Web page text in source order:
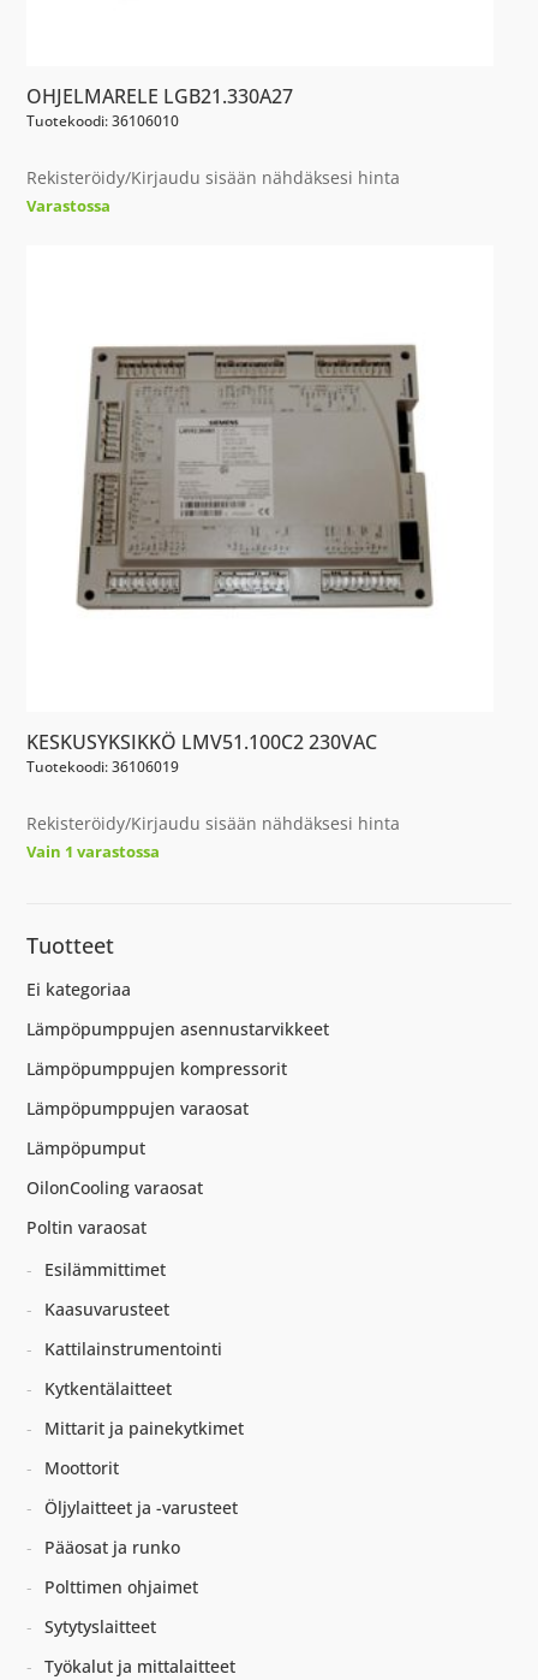
OHJELMARELE LGB21.330A27
Tuotekoodi: 36106010
Rekisteröidy/Kirjaudu sisään nähdäksesi hinta
Varastossa
KESKUSYKSIKKÖ LMV51.100C2 230VAC
Tuotekoodi: 36106019
Rekisteröidy/Kirjaudu sisään nähdäksesi hinta
Vain 1 varastossa
Tuotteet
Ei kategoriaa
Lämpöpumppujen asennustarvikkeet
Lämpöpumppujen kompressorit
Lämpöpumppujen varaosat
Lämpöpumput
OilonCooling varaosat
Poltin varaosat
Esilämmittimet
Kaasuvarusteet
Kattilainstrumentointi
Kytkentälaitteet
Mittarit ja painekytkimet
Moottorit
Öljylaitteet ja -varusteet
Pääosat ja runko
Polttimen ohjaimet
Sytytyslaitteet
Työkalut ja mittalaitteet